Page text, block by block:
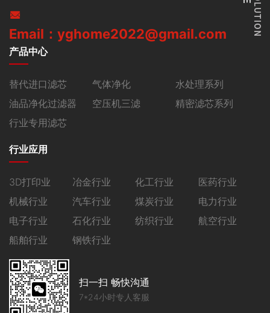
Email：yghome2022@gmail.com
产品中心
替代进口滤芯 气体净化
水处理系列
油品净化过滤器
空压机三滤
精密滤芯系列
行业专用滤芯
行业应用
3D打印业 冶金行业 化工行业
医药行业
机械行业
汽车行业 煤炭行业
电力行业
电子行业
石化行业 纺织行业
航空行业
船舶行业
钢铁行业
扫一扫 畅快沟通
7*24小时专人客服